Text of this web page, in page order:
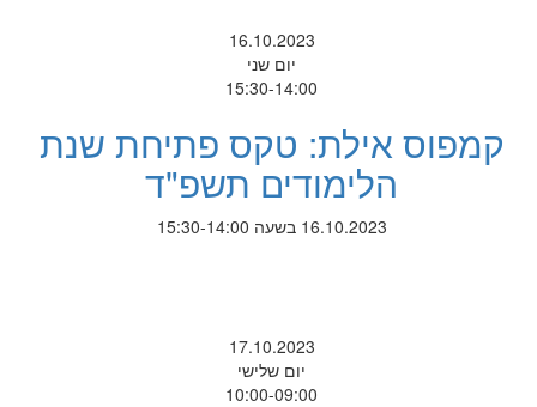
16.10.2023
יום שני
15:30-14:00
קמפוס אילת: טקס פתיחת שנת
הלימודים תשפ"ד
16.10.2023 בשעה 15:30-14:00
17.10.2023
יום שלישי
10:00-09:00